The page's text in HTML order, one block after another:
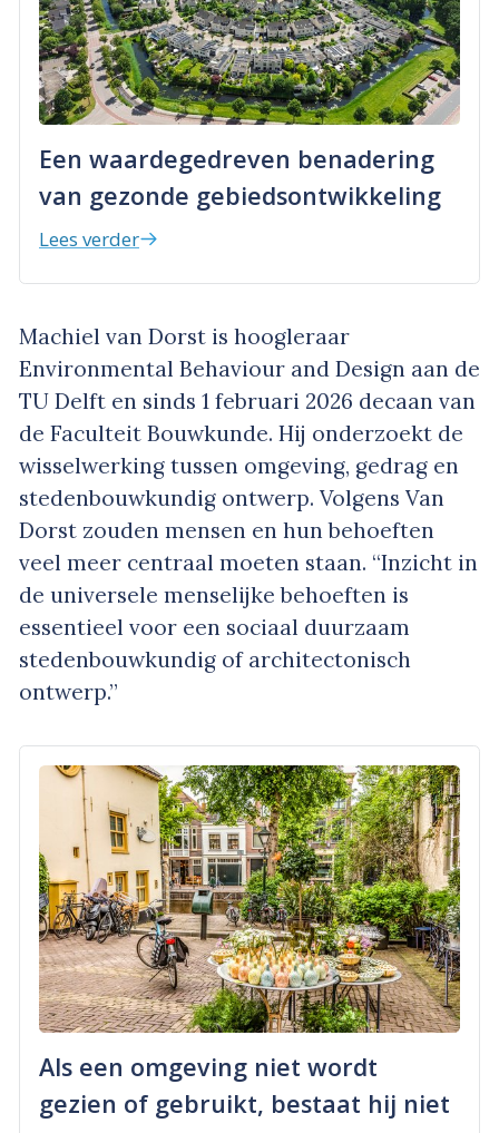
Een waardegedreven benadering
van gezonde gebiedsontwikkeling
Lees verder
Machiel van Dorst is hoogleraar
Environmental Behaviour and Design aan de
TU Delft en sinds 1 februari 2026 decaan van
de Faculteit Bouwkunde. Hij onderzoekt de
wisselwerking tussen omgeving, gedrag en
stedenbouwkundig ontwerp. Volgens Van
Dorst zouden mensen en hun behoeften
veel meer centraal moeten staan. “Inzicht in
de universele menselijke behoeften is
essentieel voor een sociaal duurzaam
stedenbouwkundig of architectonisch
ontwerp.”
Als een omgeving niet wordt
gezien of gebruikt, bestaat hij niet